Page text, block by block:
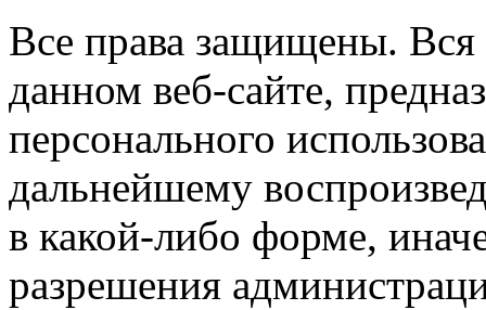
Все права защищены.
данном веб-сайте,
персонального
дальнейшему
в какой-либо форме,
разрешения